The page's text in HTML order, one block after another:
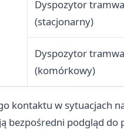
Dyspozytor
(stacjonarny)
Dyspozytor
(komórkowy)
kontaktu w sytuacjach
bezpośredni podgląd